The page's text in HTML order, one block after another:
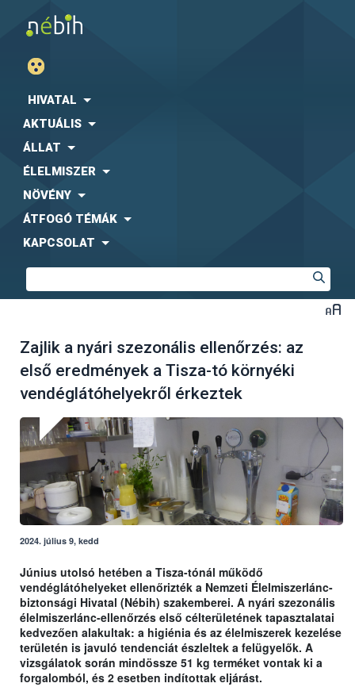
HIVATAL
AKTUÁLIS
ÁLLAT
ÉLELMISZER
NÖVÉNY
ÁTFOGÓ TÉMÁK
KAPCSOLAT
Zajlik a nyári szezonális ellenőrzés: az
első eredmények a Tisza-tó környéki
vendéglátóhelyekről érkeztek
2024. július 9, kedd
Június utolsó hetében a Tisza-tónál működő
vendéglátóhelyeket ellenőrizték a Nemzeti Élelmiszerlánc-
biztonsági Hivatal (Nébih) szakemberei. A nyári szezonális
élelmiszerlánc-ellenőrzés első célterületének tapasztalatai
kedvezően alakultak: a higiénia és az élelmiszerek kezelése
területén is javuló tendenciát észleltek a felügyelők. A
vizsgálatok során mindössze 51 kg terméket vontak ki a
forgalomból, és 2 esetben indítottak eljárást.